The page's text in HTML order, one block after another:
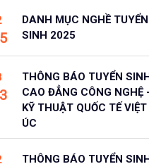
DANH MỤC NGHỀ TUYỂN
SINH 2025
THÔNG BÁO TUYỂN
CAO ĐẲNG CÔNG NGHỆ -
KỸ THUẬT QUỐC TẾ VIỆT
ÚC
THÔNG BÁO TUYỂN